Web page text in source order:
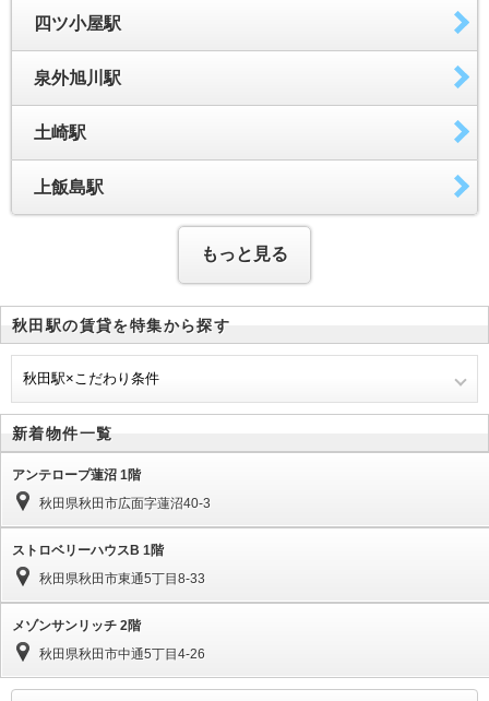
四ツ小屋駅
泉外旭川駅
土崎駅
上飯島駅
もっと見る
秋田駅の賃貸を特集から探す
秋田駅×こだわり条件
新着物件一覧
アンテロープ蓮沼 1階
秋田県秋田市広面字蓮沼40-3
ストロベリーハウスB 1階
秋田県秋田市東通5丁目8-33
メゾンサンリッチ 2階
秋田県秋田市中通5丁目4-26